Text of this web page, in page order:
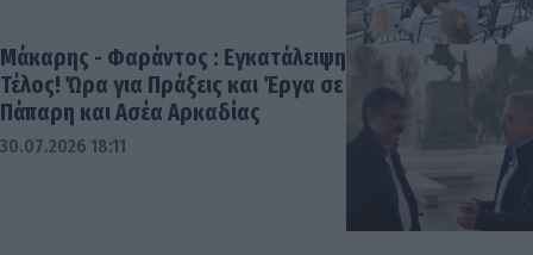
Μάκαρης - Φαράντος : Εγκατάλειψη
Τέλος! Ώρα για Πράξεις και Έργα σε
Πάπαρη και Ασέα Αρκαδίας
30.07.2026 18:11